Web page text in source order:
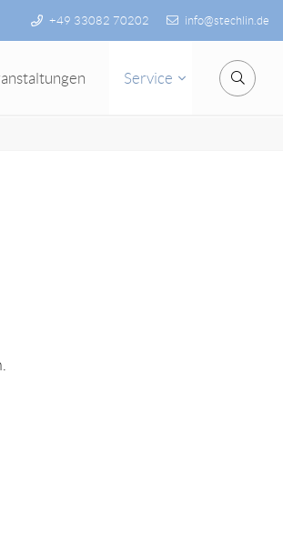
+49 33082 70202 info@stechlin.de
Service Suche